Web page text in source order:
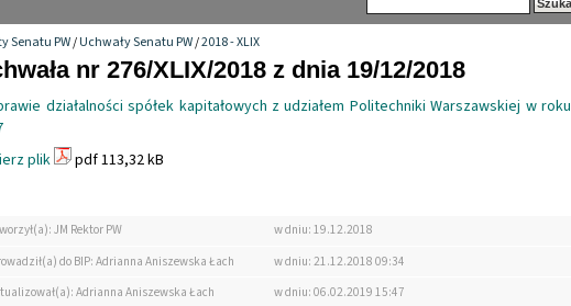
Senatu PW/Uchwały Senatu PW/2018 - XLIX
nr 276/XLIX/2018 z dnia 19/12/2018
działalności spółek kapitałowych z udziałem Politechniki Warszawskiej w roku
plik
pdf 113,32 kB
JM Rektor PW
w dniu: 19.12.2018
do BIP: Adrianna Aniszewska Łach
w dniu: 21.12.2018 09:34
Adrianna Aniszewska Łach
w dniu: 06.02.2019 15:47